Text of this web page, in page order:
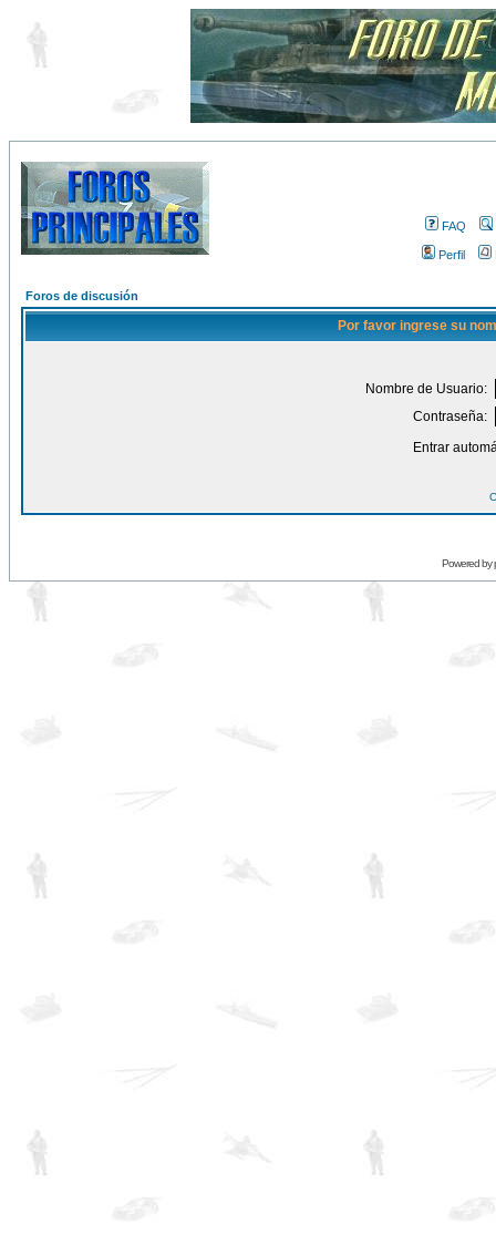
FAQ
Perfil
Foros de discusión
Por favor ingrese su
Nombre de Usuario:
Contraseña:
Entrar
Powered by